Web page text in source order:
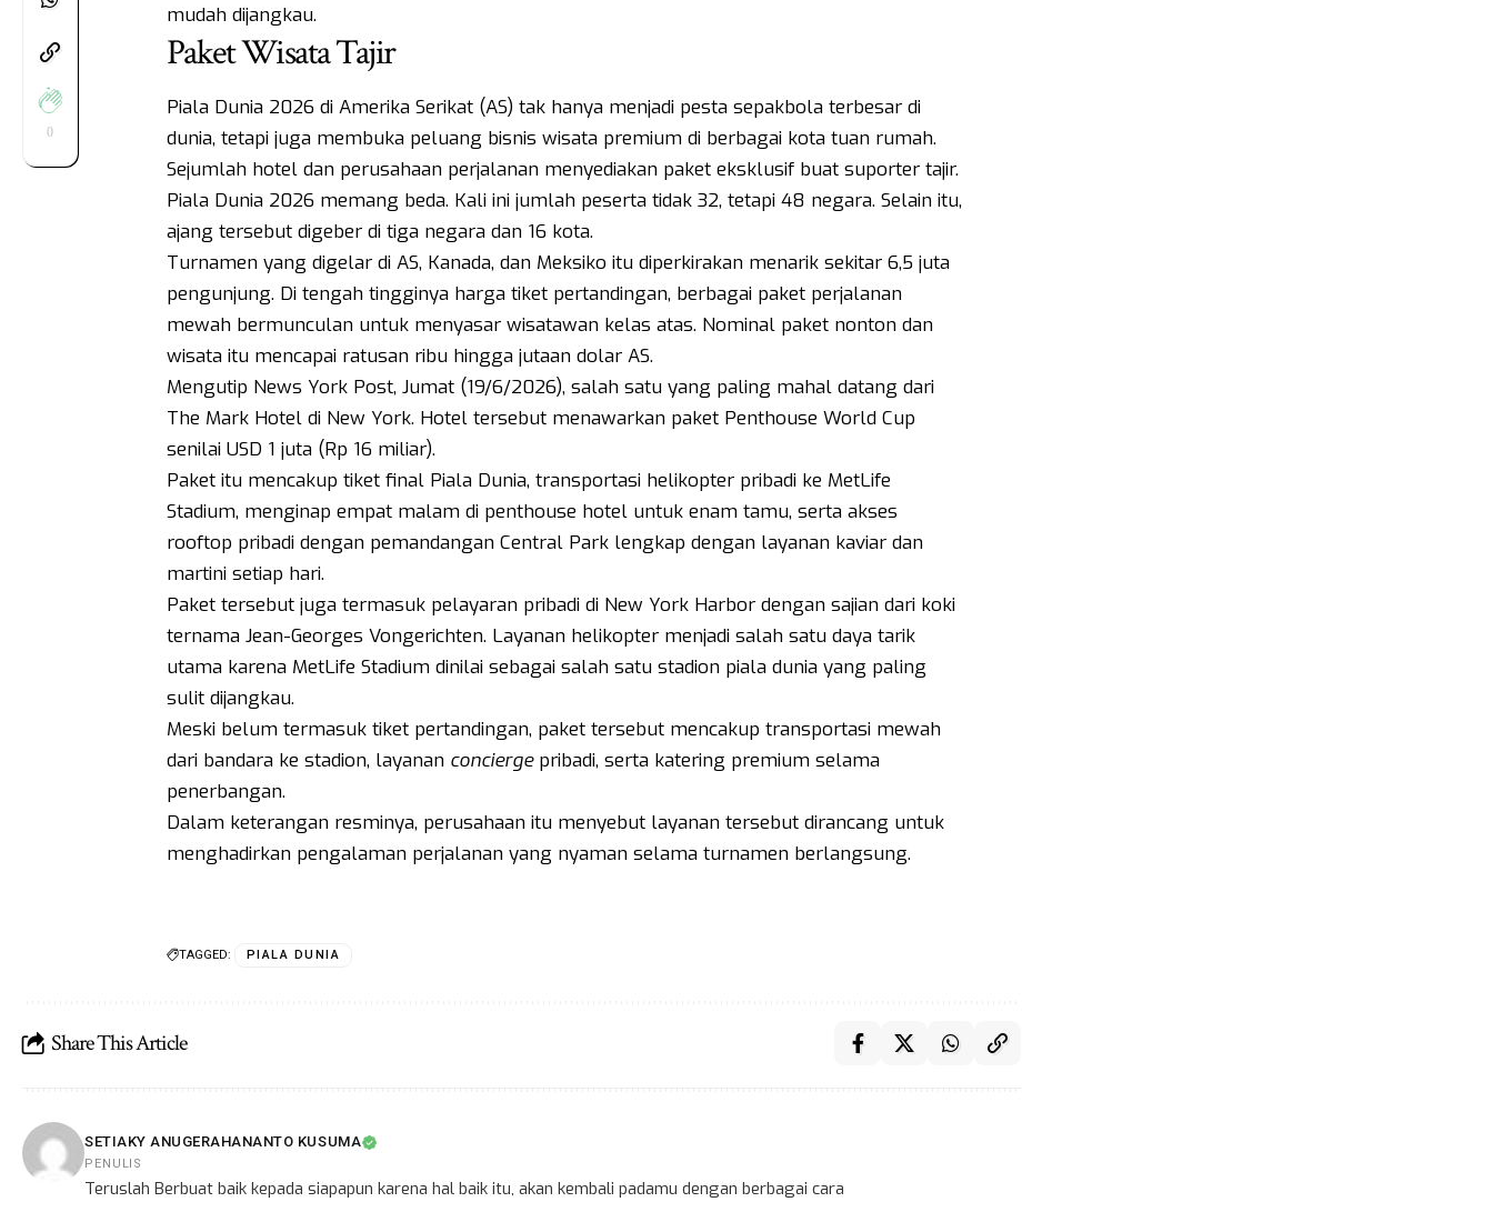
0
mudah dijangkau.
Paket Wisata Tajir
Piala Dunia 2026 di Amerika Serikat (AS) tak hanya menjadi pesta sepakbola terbesar di
dunia, tetapi juga membuka peluang bisnis wisata premium di berbagai kota tuan rumah.
Sejumlah hotel dan perusahaan perjalanan menyediakan paket eksklusif buat suporter tajir.
Piala Dunia 2026 memang beda. Kali ini jumlah peserta tidak 32, tetapi 48 negara. Selain itu,
ajang tersebut digeber di tiga negara dan 16 kota.
Turnamen yang digelar di AS, Kanada, dan Meksiko itu diperkirakan menarik sekitar 6,5 juta
pengunjung. Di tengah tingginya harga tiket pertandingan, berbagai paket perjalanan
mewah bermunculan untuk menyasar wisatawan kelas atas. Nominal paket nonton dan
wisata itu mencapai ratusan ribu hingga jutaan dolar AS.
Mengutip News York Post, Jumat (19/6/2026), salah satu yang paling mahal datang dari
The Mark Hotel di New York. Hotel tersebut menawarkan paket Penthouse World Cup
senilai USD 1 juta (Rp 16 miliar).
Paket itu mencakup tiket final Piala Dunia, transportasi helikopter pribadi ke MetLife
Stadium, menginap empat malam di penthouse hotel untuk enam tamu, serta akses
rooftop pribadi dengan pemandangan Central Park lengkap dengan layanan kaviar dan
martini setiap hari.
Paket tersebut juga termasuk pelayaran pribadi di New York Harbor dengan sajian dari koki
ternama Jean-Georges Vongerichten. Layanan helikopter menjadi salah satu daya tarik
utama karena MetLife Stadium dinilai sebagai salah satu stadion piala dunia yang paling
sulit dijangkau.
Meski belum termasuk tiket pertandingan, paket tersebut mencakup transportasi mewah
dari bandara ke stadion, layanan conciergepribadi, serta katering premium selama
penerbangan.
Dalam keterangan resminya, perusahaan itu menyebut layanan tersebut dirancang untuk
menghadirkan pengalaman perjalanan yang nyaman selama turnamen berlangsung.
TAGGED: PIALA DUNIA
Share This Article
SETIAKY ANUGERAHANANTO KUSUMA
PENULIS
Teruslah Berbuat baik kepada siapapun karena hal baik itu, akan kembali padamu dengan berbagai cara